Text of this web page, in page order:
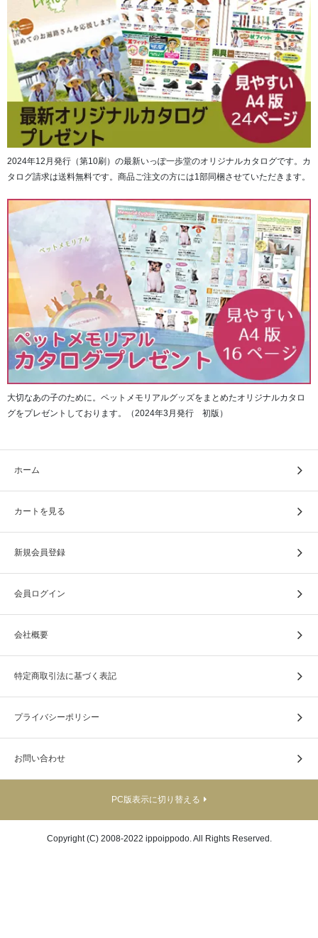
「高野山奥の院」と四国八十八ヶ所第1番「霊山寺」から第
88番「大窪寺」までの88ヶ寺を合わせて89ヶ寺分のご本
尊・ご真言・ご詠歌と、各お寺の水彩画が描かれたご朱印
ページが綴じられています。
（高野山奥の院の水彩画ページはございません。）
水彩画ページは花園を蝶が舞う柄となっており、春の華や
かなイメージとなっております。
2024年12月発行（第10刷）の最新いっぽ一歩堂のオリジナルカタログです。カ
タログ請求は送料無料です。商品ご注文の方には1部同梱させていただきます。
大切なあの子のために。ペットメモリアルグッズをまとめたオリジナルカタロ
グをプレゼントしております。（2024年3月発行 初版）
ホーム
カートを見る
新規会員登録
会員ログイン
会社概要
特定商取引法に基づく表記
プライバシーポリシー
お問い合わせ
PC版表示に切り替える
Copyright (C) 2008-2022 ippoippodo. All Rights Reserved.